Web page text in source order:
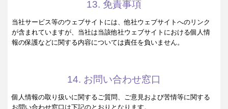
13. 免責事項
当社サービス等のウェブサイトには、他社ウェブサイトへのリンク
が含まれていますが、当社は当該他社ウェブサイトにおける個人情
報の保護などに関する内容については責任を負いません。
14. お問い合わせ窓口
個人情報の取り扱いに関するご質問、ご意見および苦情等に関する
お問い合わせ窓口は下記のとおりとなります。